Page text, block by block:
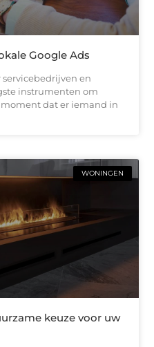
Google Ads
servicebedrijven en
instrumenten om
dat er iemand in
WONINGEN
keuze voor uw